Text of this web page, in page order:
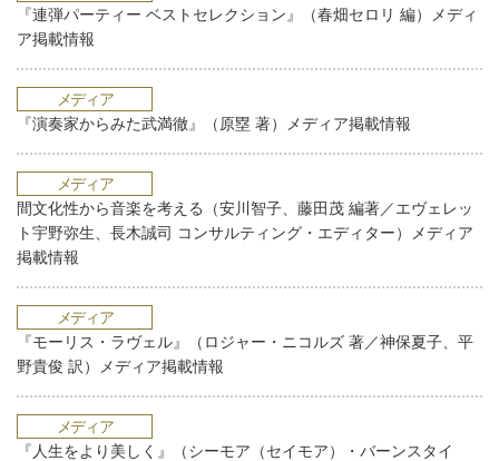
『連弾パーティー ベストセレクション』（春畑セロリ 編）メディ
ア掲載情報
メディア
『演奏家からみた武満徹』（原塁 著）メディア掲載情報
メディア
間文化性から音楽を考える（安川智子、藤田茂 編著／エヴェレッ
ト宇野弥生、長木誠司 コンサルティング・エディター）メディア
掲載情報
メディア
『モーリス・ラヴェル』（ロジャー・ニコルズ 著／神保夏子、平
野貴俊 訳）メディア掲載情報
メディア
『人生をより美しく』（シーモア（セイモア）・バーンスタイ